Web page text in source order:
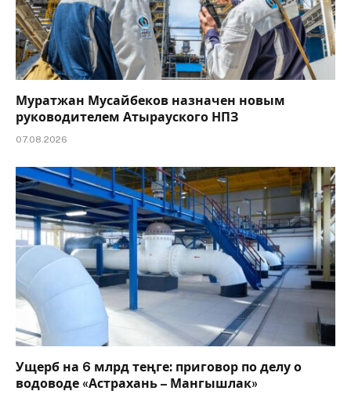
Муратжан Мусайбеков назначен новым
руководителем Атырауского НПЗ
07.08.2026
Ущерб на 6 млрд теңге: приговор по делу о
водоводе «Астрахань – Мангышлак»